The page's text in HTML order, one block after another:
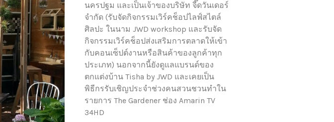
นครปฐม และเป็นเจ้าของบริษัท จี๊ดวันเดอร์
จำกัด (รับจัดกิจกรรมเวิร์คช็อปไลฟ์สไตล์
ศิลปะ ในนาม JWD workshop และรับจัด
กิจกรรมเวิร์คช็อปส่งเสริมการตลาดให้เข้า
กับคอนเซ็ปต์งานหรือสินค้าของลูกค้าทุก
ประเภท) นอกจากนี้ยังดูแลแบรนด์ของ
ตกแต่งบ้าน Tisha by JWD และเคยเป็น
พิธีกรรับเชิญประจำช่วงคนสวนชวนทำใน
รายการ The Gardener ช่อง Amarin TV
34HD